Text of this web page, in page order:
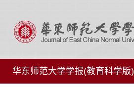
华东师范大学学报(教育科学版)